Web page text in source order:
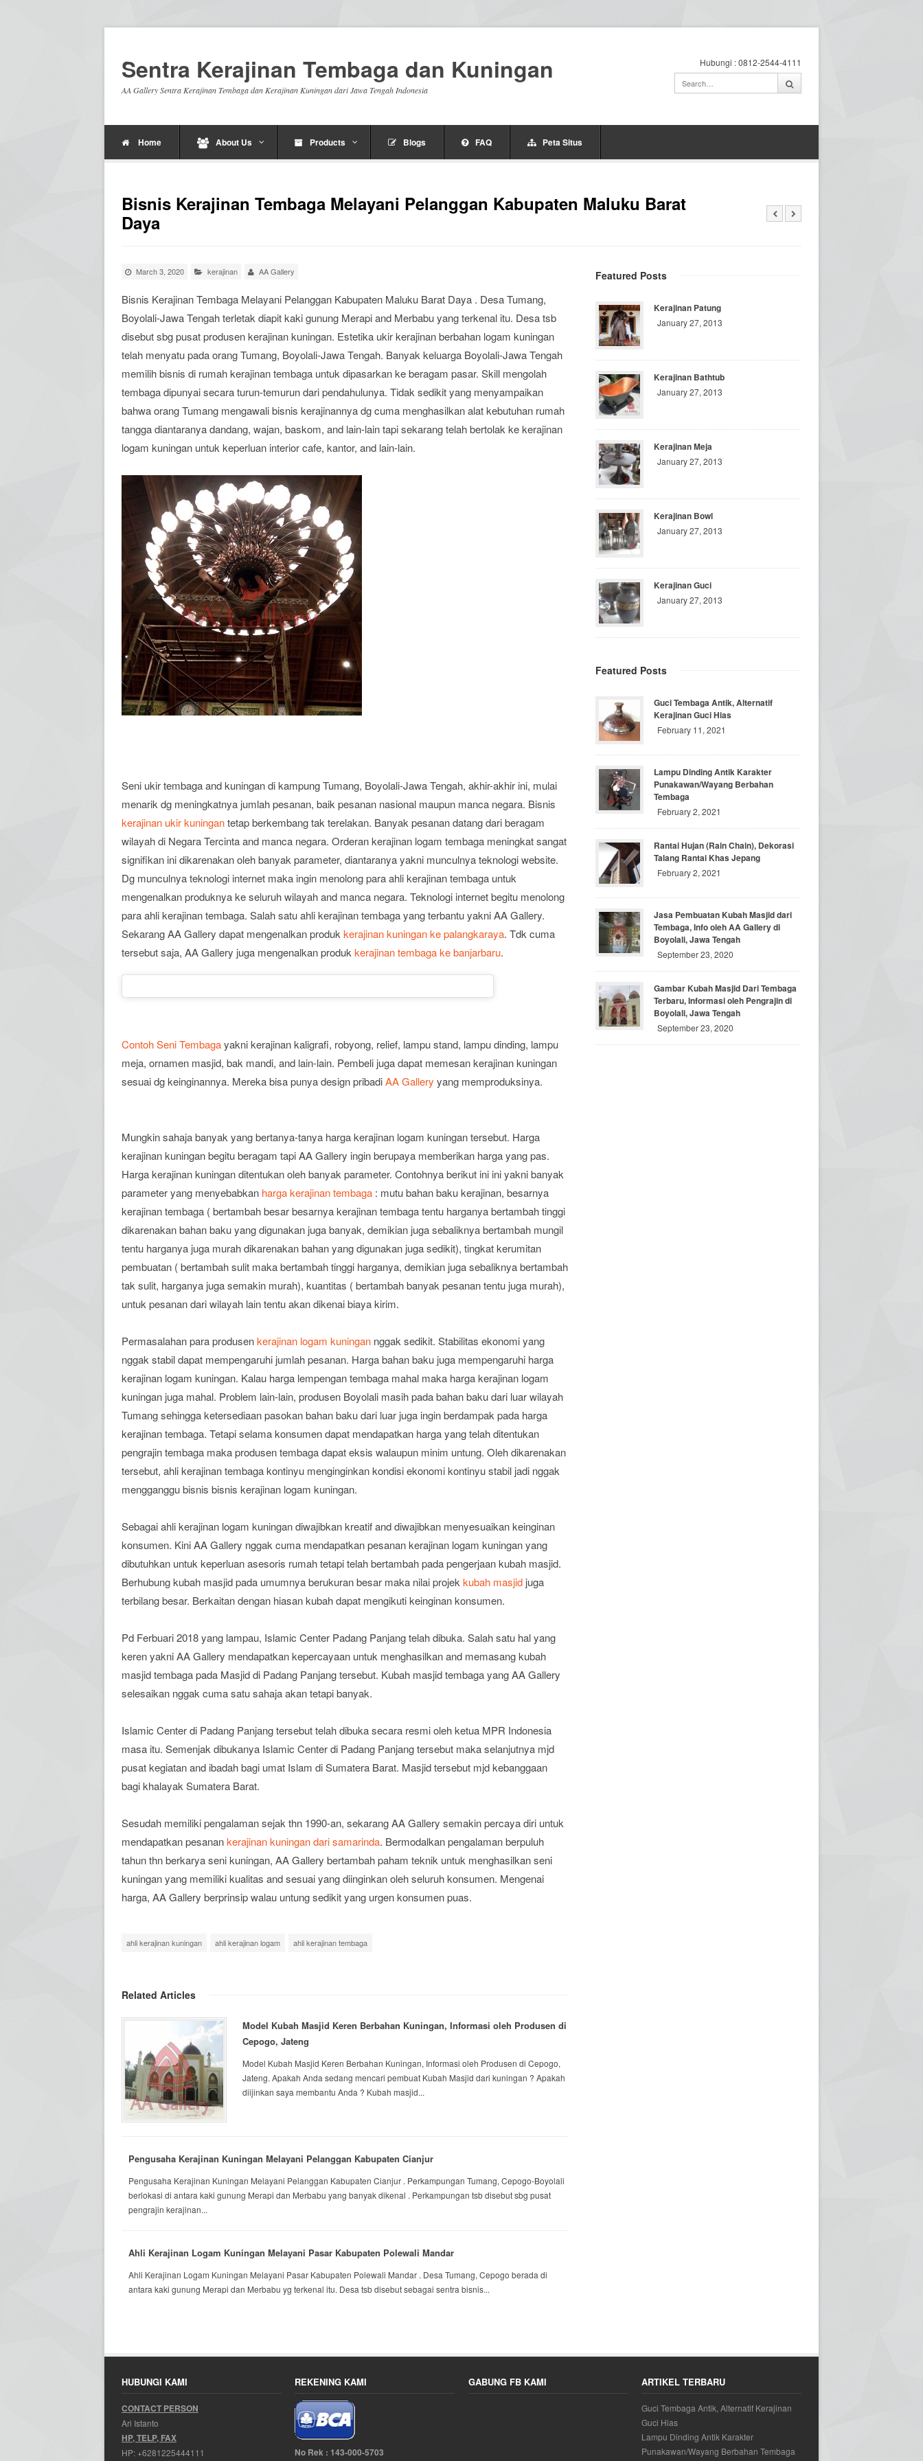
Sentra Kerajinan Tembaga dan Kuningan
AA Gallery Sentra Kerajinan Tembaga dan Kerajinan Kuningan dari Jawa Tengah Indonesia
Hubungi : 0812-2544-4111
Home About Us Products Blogs FAQ Peta Situs
Bisnis Kerajinan Tembaga Melayani Pelanggan Kabupaten Maluku Barat
Daya
March 3, 2020 kerajinan AA Gallery
Bisnis Kerajinan Tembaga Melayani Pelanggan Kabupaten Maluku Barat Daya . Desa Tumang,
Boyolali-Jawa Tengah terletak diapit kaki gunung Merapi and Merbabu yang terkenal itu. Desa tsb
disebut sbg pusat produsen kerajinan kuningan. Estetika ukir kerajinan berbahan logam kuningan
telah menyatu pada orang Tumang, Boyolali-Jawa Tengah. Banyak keluarga Boyolali-Jawa Tengah
memilih bisnis di rumah kerajinan tembaga untuk dipasarkan ke beragam pasar. Skill mengolah
tembaga dipunyai secara turun-temurun dari pendahulunya. Tidak sedikit yang menyampaikan
bahwa orang Tumang mengawali bisnis kerajinannya dg cuma menghasilkan alat kebutuhan rumah
tangga diantaranya dandang, wajan, baskom, and lain-lain tapi sekarang telah bertolak ke kerajinan
logam kuningan untuk keperluan interior cafe, kantor, and lain-lain.
Seni ukir tembaga and kuningan di kampung Tumang, Boyolali-Jawa Tengah, akhir-akhir ini, mulai
menarik dg meningkatnya jumlah pesanan, baik pesanan nasional maupun manca negara. Bisnis
kerajinan ukir kuningantetap berkembang tak terelakan. Banyak pesanan datang dari beragam
wilayah di Negara Tercinta and manca negara. Orderan kerajinan logam tembaga meningkat sangat
signifikan ini dikarenakan oleh banyak parameter, diantaranya yakni munculnya teknologi website.
Dg munculnya teknologi internet maka ingin menolong para ahli kerajinan tembaga untuk
mengenalkan produknya ke seluruh wilayah and manca negara. Teknologi internet begitu menolong
para ahli kerajinan tembaga. Salah satu ahli kerajinan tembaga yang terbantu yakni AA Gallery.
Sekarang AA Gallery dapat mengenalkan produk kerajinan kuningan ke palangkaraya. Tdk cuma
tersebut saja, AA Gallery juga mengenalkan produk kerajinan tembaga ke banjarbaru.
Contoh Seni Tembagayakni kerajinan kaligrafi, robyong, relief, lampu stand, lampu dinding, lampu
meja, ornamen masjid, bak mandi, and lain-lain. Pembeli juga dapat memesan kerajinan kuningan
sesuai dg keinginannya. Mereka bisa punya design pribadiAA Gallery yang memproduksinya.
Mungkin sahaja banyak yang bertanya-tanya harga kerajinan logam kuningan tersebut. Harga
kerajinan kuningan begitu beragam tapi AA Gallery ingin berupaya memberikan harga yang pas.
Harga kerajinan kuningan ditentukan oleh banyak parameter. Contohnya berikut ini ini yakni banyak
parameter yang menyebabkan harga kerajinan tembaga : mutu bahan baku kerajinan, besarnya
kerajinan tembaga ( bertambah besar besarnya kerajinan tembaga tentu harganya bertambah tinggi
dikarenakan bahan baku yang digunakan juga banyak, demikian juga sebaliknya bertambah mungil
tentu harganya juga murah dikarenakan bahan yang digunakan juga sedikit), tingkat kerumitan
pembuatan ( bertambah sulit maka bertambah tinggi harganya, demikian juga sebaliknya bertambah
tak sulit, harganya juga semakin murah), kuantitas ( bertambah banyak pesanan tentu juga murah),
untuk pesanan dari wilayah lain tentu akan dikenai biaya kirim.
Permasalahan para produsenkerajinan logam kuningan nggak sedikit. Stabilitas ekonomi yang
nggak stabil dapat mempengaruhi jumlah pesanan. Harga bahan baku juga mempengaruhi harga
kerajinan logam kuningan. Kalau harga lempengan tembaga mahal maka harga kerajinan logam
kuningan juga mahal. Problem lain-lain, produsen Boyolali masih pada bahan baku dari luar wilayah
Tumang sehingga ketersediaan pasokan bahan baku dari luar juga ingin berdampak pada harga
kerajinan tembaga. Tetapi selama konsumen dapat mendapatkan harga yang telah ditentukan
pengrajin tembaga maka produsen tembaga dapat eksis walaupun minim untung. Oleh dikarenakan
tersebut, ahli kerajinan tembaga kontinyu menginginkan kondisi ekonomi kontinyu stabil jadi nggak
mengganggu bisnis bisnis kerajinan logam kuningan.
Sebagai ahli kerajinan logam kuningan diwajibkan kreatif and diwajibkan menyesuaikan keinginan
konsumen. Kini AA Gallery nggak cuma mendapatkan pesanan kerajinan logam kuningan yang
dibutuhkan untuk keperluan asesoris rumah tetapi telah bertambah pada pengerjaan kubah masjid.
Berhubung kubah masjid pada umumnya berukuran besar maka nilai projek kubah masjid juga
terbilang besar. Berkaitan dengan hiasan kubah dapat mengikuti keinginan konsumen.
Pd Ferbuari 2018 yang lampau, Islamic Center Padang Panjang telah dibuka. Salah satu hal yang
keren yakni AA Gallery mendapatkan kepercayaan untuk menghasilkan and memasang kubah
masjid tembaga pada Masjid di Padang Panjang tersebut. Kubah masjid tembaga yang AA Gallery
selesaikan nggak cuma satu sahaja akan tetapi banyak.
Islamic Center di Padang Panjang tersebut telah dibuka secara resmi oleh ketua MPR Indonesia
masa itu. Semenjak dibukanya Islamic Center di Padang Panjang tersebut maka selanjutnya mjd
pusat kegiatan and ibadah bagi umat Islam di Sumatera Barat. Masjid tersebut mjd kebanggaan
bagi khalayak Sumatera Barat.
Sesudah memiliki pengalaman sejak thn 1990-an, sekarang AA Gallery semakin percaya diri untuk
mendapatkan pesanankerajinan kuningan dari samarinda. Bermodalkan pengalaman berpuluh
tahun thn berkarya seni kuningan, AA Gallery bertambah paham teknik untuk menghasilkan seni
kuningan yang memiliki kualitas and sesuai yang diinginkan oleh seluruh konsumen. Mengenai
harga, AA Gallery berprinsip walau untung sedikit yang urgen konsumen puas.
ahli kerajinan kuningan ahli kerajinan logam ahli kerajinan tembaga
Related Articles
Model Kubah Masjid Keren Berbahan Kuningan, Informasi oleh Produsen di
Cepogo, Jateng
Model Kubah Masjid Keren Berbahan Kuningan, Informasi oleh Produsen di Cepogo,
Jateng. Apakah Anda sedang mencari pembuat Kubah Masjid dari kuningan ? Apakah
diijinkan saya membantu Anda ? Kubah masjid...
Pengusaha Kerajinan Kuningan Melayani Pelanggan Kabupaten Cianjur
Pengusaha Kerajinan Kuningan Melayani Pelanggan Kabupaten Cianjur . Perkampungan Tumang, Cepogo-Boyolali
berlokasi di antara kaki gunung Merapi dan Merbabu yang banyak dikenal . Perkampungan tsb disebut sbg pusat
pengrajin kerajinan...
Ahli Kerajinan Logam Kuningan Melayani Pasar Kabupaten Polewali Mandar
Ahli Kerajinan Logam Kuningan Melayani Pasar Kabupaten Polewali Mandar . Desa Tumang, Cepogo berada di
antara kaki gunung Merapi dan Merbabu yg terkenal itu. Desa tsb disebut sebagai sentra bisnis...
Featured Posts
Kerajinan Patung
January 27, 2013
Kerajinan Bathtub
January 27, 2013
Kerajinan Meja
January 27, 2013
Kerajinan Bowl
January 27, 2013
Kerajinan Guci
January 27, 2013
Featured Posts
Guci Tembaga Antik, Alternatif
Kerajinan Guci Hias
February 11, 2021
Lampu Dinding Antik Karakter
Punakawan/Wayang Berbahan
Tembaga
February 2, 2021
Rantai Hujan (Rain Chain), Dekorasi
Talang Rantai Khas Jepang
February 2, 2021
Jasa Pembuatan Kubah Masjid dari
Tembaga, Info oleh AA Gallery di
Boyolali, Jawa Tengah
September 23, 2020
Gambar Kubah Masjid Dari Tembaga
Terbaru, Informasi oleh Pengrajin di
Boyolali, Jawa Tengah
September 23, 2020
HUBUNGI KAMI
CONTACT PERSON
Ari Istanto
HP, TELP, FAX
HP: +6281225444111
REKENING KAMI
No Rek : 143-000-5703
GABUNG FB KAMI ARTIKEL TERBARU
Guci Tembaga Antik, Alternatif Kerajinan
Guci Hias
Lampu Dinding Antik Karakter
Punakawan/Wayang Berbahan Tembaga